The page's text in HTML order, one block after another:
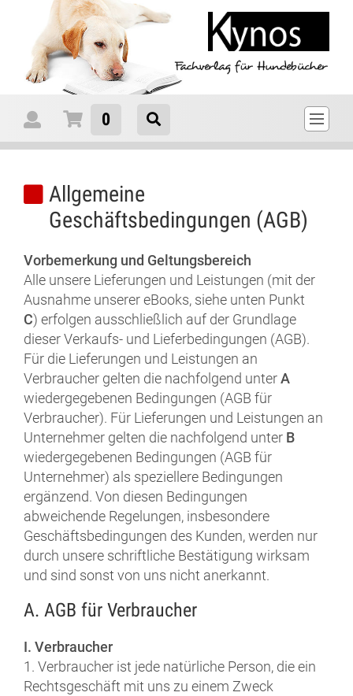
Allgemeine
Geschäftsbedingungen (AGB)
Vorbemerkung und Geltungsbereich
Alle unsere Lieferungen und Leistungen (mit der
Ausnahme unserer eBooks, siehe unten Punkt
C) erfolgen ausschließlich auf der Grundlage
dieser Verkaufs- und Lieferbedingungen (AGB).
Für die Lieferungen und Leistungen an
Verbraucher gelten die nachfolgend unterA
wiedergegebenen Bedingungen (AGB für
Verbraucher). Für Lieferungen und Leistungen an
Unternehmer gelten die nachfolgend unter B
wiedergegebenen Bedingungen (AGB für
Unternehmer) als speziellere Bedingungen
ergänzend. Von diesen Bedingungen
abweichende Regelungen, insbesondere
Geschäftsbedingungen des Kunden, werden nur
durch unsere schriftliche Bestätigung wirksam
und sind sonst von uns nicht anerkannt.
A. AGB für Verbraucher
I. Verbraucher
1. Verbraucher ist jede natürliche Person, die ein
Rechtsgeschäft mit uns zu einem Zweck
0